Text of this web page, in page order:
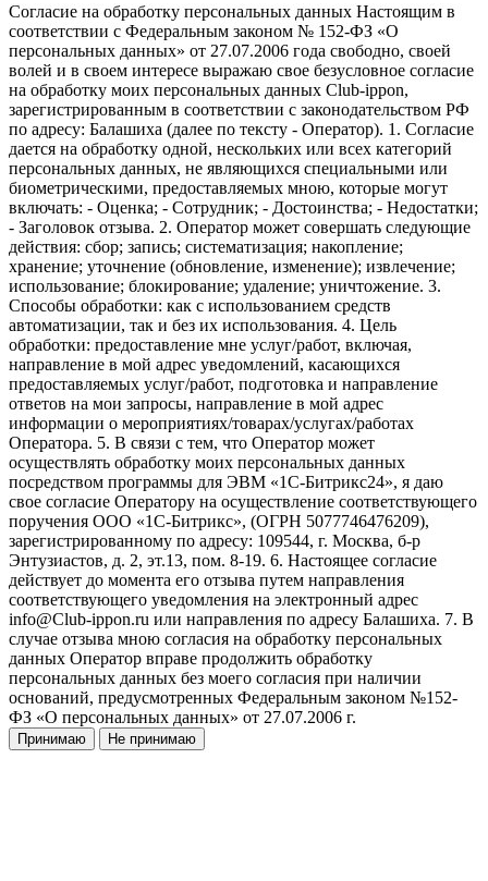
Согласие на обработку персональных данных Настоящим в
соответствии с Федеральным законом № 152-ФЗ «О
персональных данных» от 27.07.2006 года свободно, своей
волей и в своем интересе выражаю свое безусловное согласие
на обработку моих персональных данных Club-ippon,
зарегистрированным в соответствии с законодательством РФ
по адресу: Балашиха (далее по тексту - Оператор). 1. Согласие
дается на обработку одной, нескольких или всех категорий
персональных данных, не являющихся специальными или
биометрическими, предоставляемых мною, которые могут
включать: - Оценка; - Сотрудник; - Достоинства; - Недостатки;
- Заголовок отзыва. 2. Оператор может совершать следующие
действия: сбор; запись; систематизация; накопление;
хранение; уточнение (обновление, изменение); извлечение;
использование; блокирование; удаление; уничтожение. 3.
Способы обработки: как с использованием средств
автоматизации, так и без их использования. 4. Цель
обработки: предоставление мне услуг/работ, включая,
направление в мой адрес уведомлений, касающихся
предоставляемых услуг/работ, подготовка и направление
ответов на мои запросы, направление в мой адрес
информации о мероприятиях/товарах/услугах/работах
Оператора. 5. В связи с тем, что Оператор может
осуществлять обработку моих персональных данных
посредством программы для ЭВМ «1С-Битрикс24», я даю
свое согласие Оператору на осуществление соответствующего
поручения ООО «1С-Битрикс», (ОГРН 5077746476209),
зарегистрированному по адресу: 109544, г. Москва, б-р
Энтузиастов, д. 2, эт.13, пом. 8-19. 6. Настоящее согласие
действует до момента его отзыва путем направления
соответствующего уведомления на электронный адрес
info@Club-ippon.ru или направления по адресу Балашиха. 7. В
случае отзыва мною согласия на обработку персональных
данных Оператор вправе продолжить обработку
персональных данных без моего согласия при наличии
оснований, предусмотренных Федеральным законом №152-
ФЗ «О персональных данных» от 27.07.2006 г.
Принимаю Не принимаю